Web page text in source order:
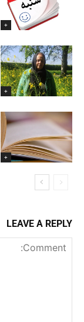
+
+
+
LEAVE A REPLY